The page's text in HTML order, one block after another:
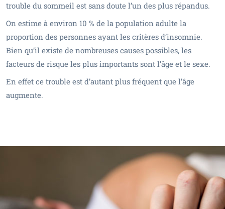
trouble du sommeil est sans doute l’un des plus répandus.
On estime à environ 10 % de la population adulte la
proportion des personnes ayant les critères d’insomnie.
Bien qu’il existe de nombreuses causes possibles, les
facteurs de risque les plus importants sont l’âge et le sexe.
En effet ce trouble est d’autant plus fréquent que l’âge
augmente.